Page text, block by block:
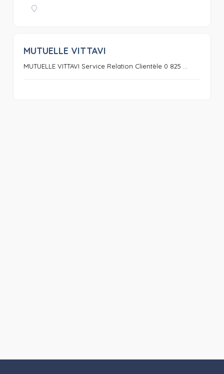
MUTUELLE VITTAVI
MUTUELLE VITTAVI Service Relation Clientèle 0 825 ...